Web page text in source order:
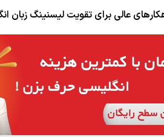
عالی برای تقویت لیسنینگ زبان